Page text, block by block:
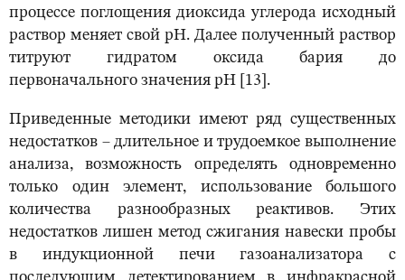
процессе поглощения диоксида углерода исходный
раствор меняет свой рН. Далее полученный раствор
титруют гидратом оксида бария до
первоначального значения рН [13].
Приведенные методики имеют ряд существенных
недостатков – длительное и трудоемкое выполнение
анализа, возможность определять одновременно
только один элемент, использование большого
количества разнообразных реактивов. Этих
недостатков лишен метод сжигания навески пробы
в индукционной печи газоанализатора с